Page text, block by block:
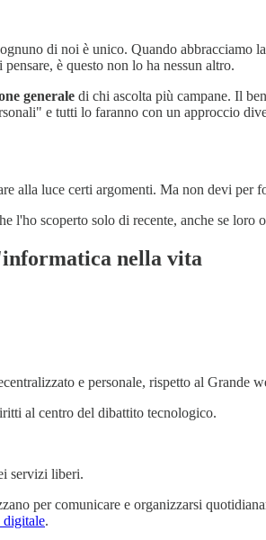
di noi è unico. Quando abbracciamo
è questo non lo ha nessun altro.
generale di chi ascolta più campane. Il
e tutti lo faranno con un approccio
alla luce certi argomenti. Ma non devi
l'ho scoperto solo di recente, anche se loro
nella vita
e personale, rispetto al Grande
al centro del dibattito tecnologico.
servizi liberi.
per comunicare e organizzarsi
digitale.